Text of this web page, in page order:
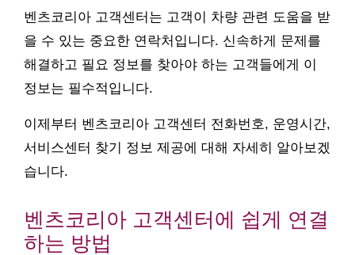
벤츠코리아 고객센터는 고객이 차량 관련 도움을 받
을 수 있는 중요한 연락처입니다. 신속하게 문제를
해결하고 필요 정보를 찾아야 하는 고객들에게 이
정보는 필수적입니다.
이제부터 벤츠코리아 고객센터 전화번호, 운영시간,
서비스센터 찾기 정보 제공에 대해 자세히 알아보겠
습니다.
벤츠코리아 고객센터에 쉽게 연결
하는 방법